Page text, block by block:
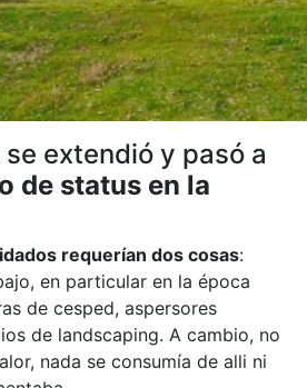
extendió y pasó a
de status en la
requerían dos cosas:
en particular en la época
de cesped, aspersores
de landscaping. A cambio, no
nada se consumía de alli ni